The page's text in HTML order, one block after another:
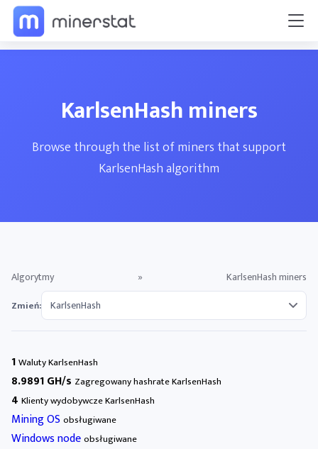
KarlsenHash miners
Browse through the list of miners that support
KarlsenHash algorithm
Algorytmy » KarlsenHash miners
Zmień:
1Waluty KarlsenHash
8.9891 GH/s Zagregowany hashrate KarlsenHash
4 Klienty wydobywcze KarlsenHash
Mining OS obsługiwane
Windows nodeobsługiwane